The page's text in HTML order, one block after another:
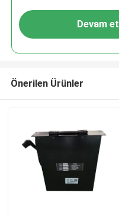
Devam et
Önerilen Ürünler